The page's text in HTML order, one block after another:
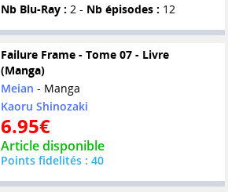
Nb Blu-Ray : 2 - Nb épisodes : 12
Failure Frame - Tome 07 - Livre
(Manga)
Meian - Manga
Kaoru Shinozaki
6.95€
Article disponible
Points fidelités : 40